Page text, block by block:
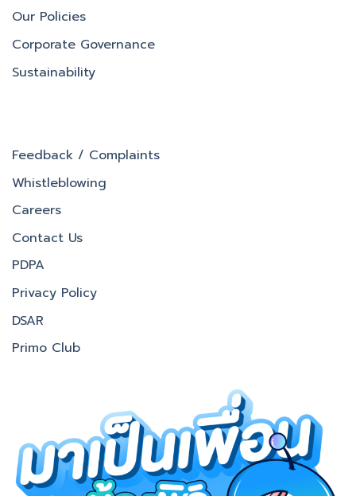
Our Policies
Corporate Governance
Sustainability
Feedback / Complaints
Whistleblowing
Careers
Contact Us
PDPA
Privacy Policy
DSAR
Primo Club